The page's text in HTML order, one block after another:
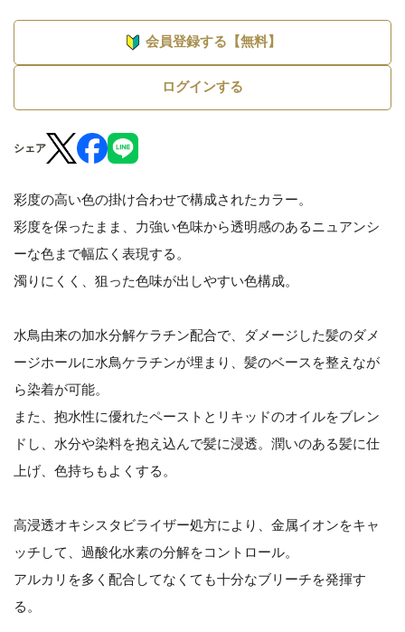
会員登録する【無料】
ログインする
シェア
彩度の高い色の掛け合わせで構成されたカラー。
彩度を保ったまま、力強い色味から透明感のあるニュアンシ
ーな色まで幅広く表現する。
濁りにくく、狙った色味が出しやすい色構成。
水鳥由来の加水分解ケラチン配合で、ダメージした髪のダメ
ージホールに水鳥ケラチンが埋まり、髪のベースを整えなが
ら染着が可能。
また、抱水性に優れたペーストとリキッドのオイルをブレン
ドし、水分や染料を抱え込んで髪に浸透。潤いのある髪に仕
上げ、色持ちもよくする。
高浸透オキシスタビライザー処方により、金属イオンをキャ
ッチして、過酸化水素の分解をコントロール。
アルカリを多く配合してなくても十分なブリーチを発揮す
る。